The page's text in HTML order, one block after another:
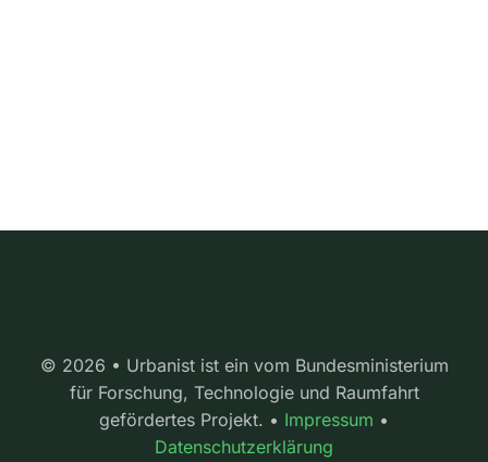
© 2026 • Urbanist ist ein vom Bundesministerium
für Forschung, Technologie und Raumfahrt
gefördertes Projekt. • Impressum •
Datenschutzerklärung